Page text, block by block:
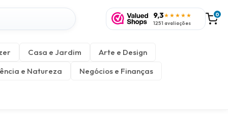
9,3★★★★★
1251 avaliações
0
Casa e Jardim
Arte e Design
e Natureza
Negócios e Finanças